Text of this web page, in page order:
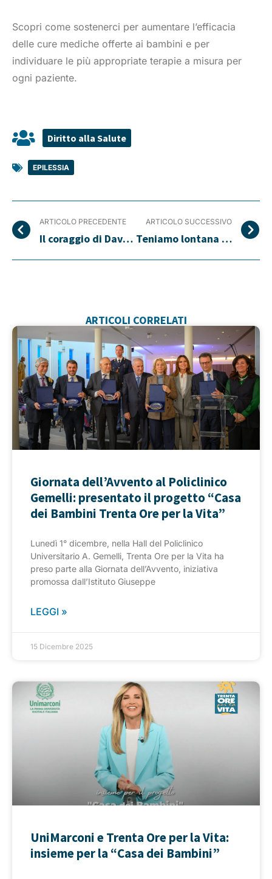
Scopri come sostenerci per aumentare l’efficacia
delle cure mediche offerte ai bambini e per
individuare le più appropriate terapie a misura per
ogni paziente.
Diritto alla Salute
EPILESSIA
ARTICOLO PRECEDENTE
Il coraggio di Davide
ARTICOLO SUCCESSIVO
Teniamo lontana l’epilessia dal futuro dei bambini
ARTICOLI CORRELATI
Giornata dell’Avvento al Policlinico
Gemelli: presentato il progetto “Casa
dei Bambini Trenta Ore per la Vita”
Lunedì 1° dicembre, nella Hall del Policlinico
Universitario A. Gemelli, Trenta Ore per la Vita ha
preso parte alla Giornata dell’Avvento, iniziativa
promossa dall’Istituto Giuseppe
LEGGI »
15 Dicembre 2025
UniMarconi e Trenta Ore per la Vita:
insieme per la “Casa dei Bambini”